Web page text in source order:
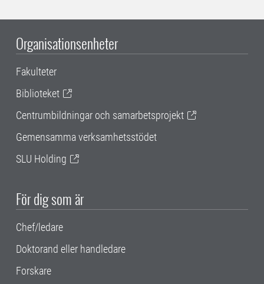
Organisationsenheter
Fakulteter
Biblioteket
Centrumbildningar och samarbetsprojekt
Gemensamma verksamhetsstödet
SLU Holding
För dig som är
Chef/ledare
Doktorand eller handledare
Forskare